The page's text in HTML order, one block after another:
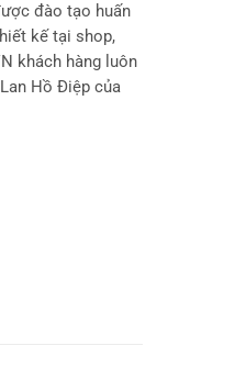
đào tạo huấn
kế tại shop,
khách hàng luôn
Hồ Điệp của